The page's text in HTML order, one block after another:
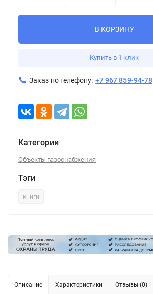
В КОРЗИНУ
Купить в 1 клик
Заказ по телефону: +7 967 859-94-78
Категории
Объекты газоснабжения
Тэги
книги
Описание Характеристики Отзывы (0)